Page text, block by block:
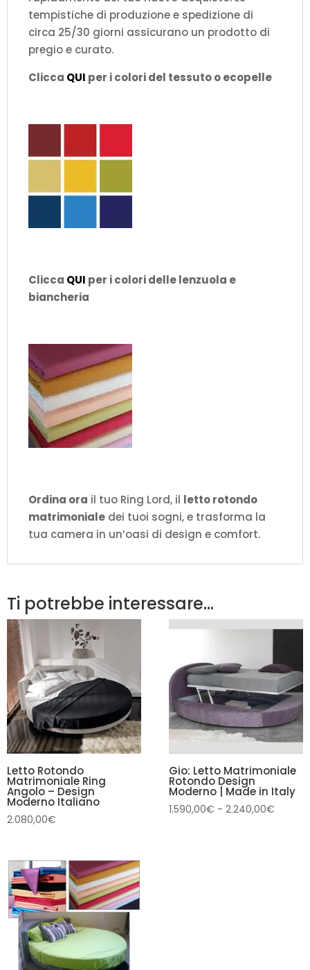
tempistiche di produzione e spedizione di
circa 25/30 giorni assicurano un prodotto di
pregio e curato.
Clicca QUI per i colori del tessuto o ecopelle
Clicca QUI per i colori delle lenzuola e
biancheria
Ordina ora il tuo Ring Lord, il letto rotondo
matrimoniale dei tuoi sogni, e trasforma la
tua camera in un’oasi di design e comfort.
Ti potrebbe interessare…
Letto Rotondo
Matrimoniale Ring
Angolo – Design
Moderno Italiano
2.080,00€
Gio: Letto Matrimoniale
Rotondo Design
Moderno | Made in Italy
1.590,00€ - 2.240,00€